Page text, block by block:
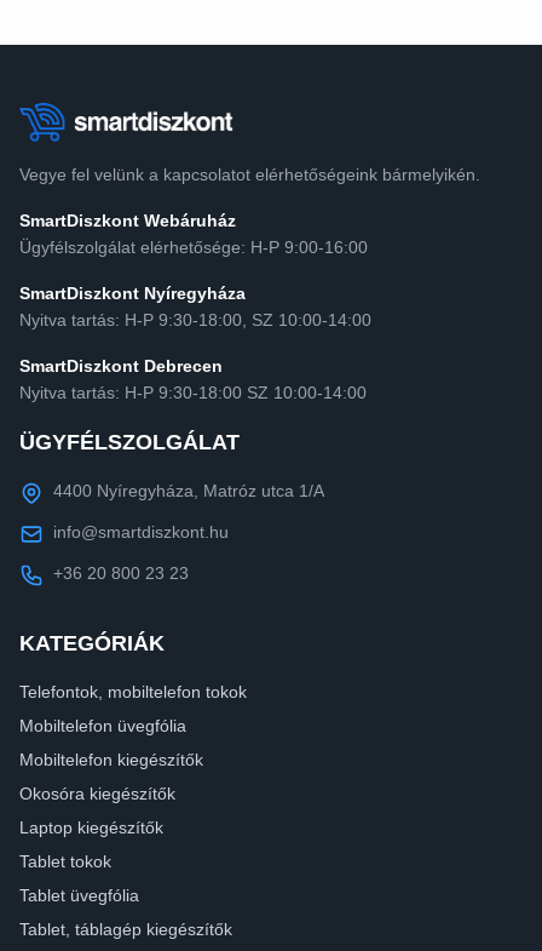
Vegye fel velünk a kapcsolatot elérhetőségeink bármelyikén.
SmartDiszkont Webáruház
Ügyfélszolgálat elérhetősége: H-P 9:00-16:00
SmartDiszkont Nyíregyháza
Nyitva tartás: H-P 9:30-18:00, SZ 10:00-14:00
SmartDiszkont Debrecen
Nyitva tartás: H-P 9:30-18:00 SZ 10:00-14:00
ÜGYFÉLSZOLGÁLAT
4400 Nyíregyháza, Matróz utca 1/A
info@smartdiszkont.hu
+36 20 800 23 23
KATEGÓRIÁK
Telefontok, mobiltelefon tokok
Mobiltelefon üvegfólia
Mobiltelefon kiegészítők
Okosóra kiegészítők
Laptop kiegészítők
Tablet tokok
Tablet üvegfólia
Tablet, táblagép kiegészítők